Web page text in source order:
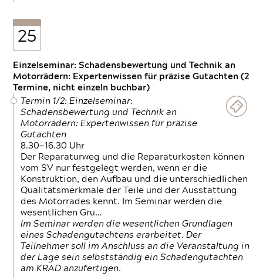
25
Einzelseminar: Schadensbewertung und Technik an
Motorrädern: Expertenwissen für präzise Gutachten (2
Termine, nicht einzeln buchbar)
Termin 1/2: Einzelseminar:
Schadensbewertung und Technik an
Motorrädern: Expertenwissen für präzise
Gutachten
8.30—16.30 Uhr
Der Reparaturweg und die Reparaturkosten können
vom SV nur festgelegt werden, wenn er die
Konstruktion, den Aufbau und die unterschiedlichen
Qualitätsmerkmale der Teile und der Ausstattung
des Motorrades kennt. Im Seminar werden die
wesentlichen Gru…
Im Seminar werden die wesentlichen Grundlagen
eines Schadengutachtens erarbeitet. Der
Teilnehmer soll im Anschluss an die Veranstaltung in
der Lage sein selbstständig ein Schadengutachten
am KRAD anzufertigen.